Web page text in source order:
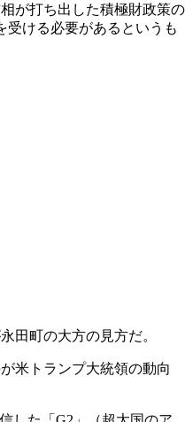
が打ち出した積極財政策の
受ける必要があるというも
田町の大方の見方だ。
米トランプ大統領の動向